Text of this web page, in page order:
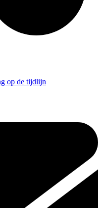
op de tijdlijn